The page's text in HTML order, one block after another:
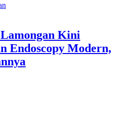
Kini
Endoscopy Modern,